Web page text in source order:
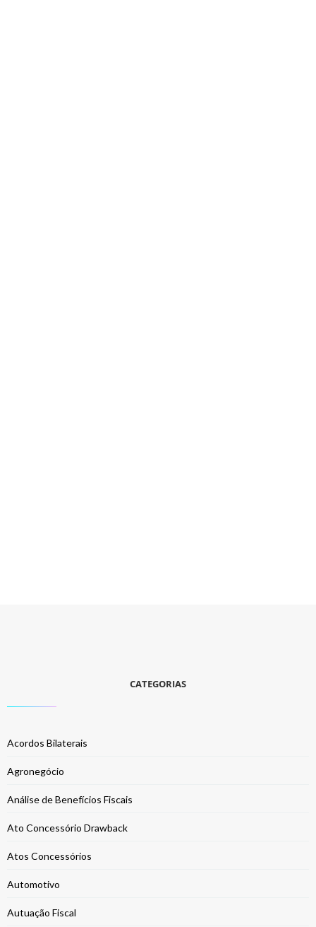
CATEGORIAS
Acordos Bilaterais
Agronegócio
Análise de Benefícios Fiscais
Ato Concessório Drawback
Atos Concessórios
Automotivo
Autuação Fiscal